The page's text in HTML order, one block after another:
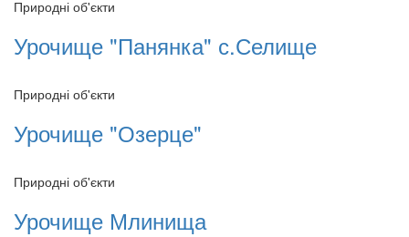
Природні об'єкти
Урочище "Панянка" с.Селище
Природні об'єкти
Урочище "Озерце"
Природні об'єкти
Урочище Млинища